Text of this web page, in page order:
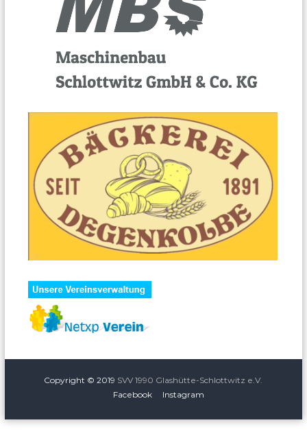
Copyright © 2019 SVV 1990 Glashütte-Schlottwitz e.V.
Facebook
Instagram